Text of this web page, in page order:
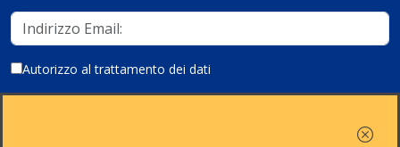
Autorizzo al trattamento dei dati